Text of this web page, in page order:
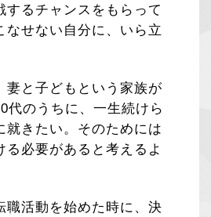
するチャンスをもらって
なせない自分に、いら立
妻と子どもという家族が
代のうちに、一生続けら
就きたい。そのためには
る必要があると考えるよ
職活動を始めた時に、決